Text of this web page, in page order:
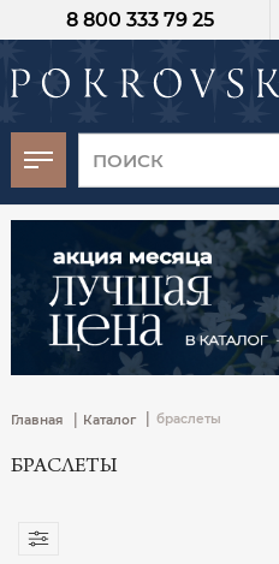
8 800 333 79 25
Главная | Каталог браслеты
БРАСЛЕТЫ
-30%
от 15 дней с
момента оплаты